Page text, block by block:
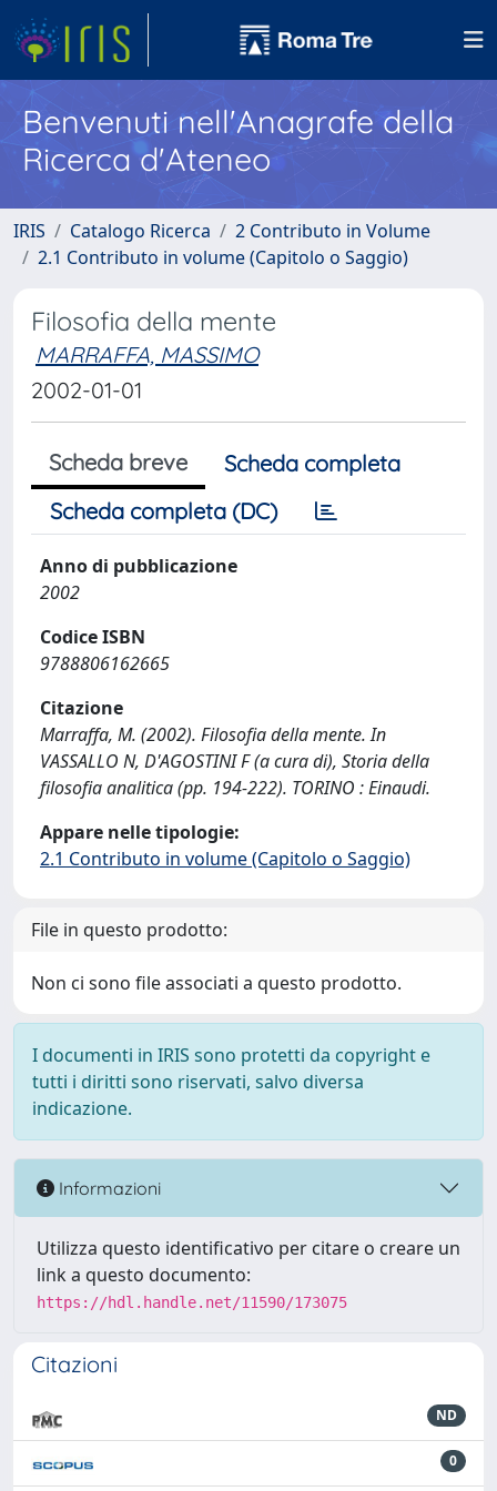
Benvenuti nell'Anagrafe della
Ricerca d'Ateneo
IRIS Catalogo Ricerca
2 Contributo in Volume
2.1 Contributo in volume (Capitolo o Saggio)
Filosofia della mente
MARRAFFA, MASSIMO
2002-01-01
Scheda breve
Scheda completa
Scheda completa (DC)
Anno di pubblicazione
2002
Codice ISBN
9788806162665
Citazione
Marraffa, M. (2002). Filosofia della mente. In
VASSALLO N, D'AGOSTINI F (a cura di), Storia della
filosofia analitica (pp. 194-222). TORINO : Einaudi.
Appare nelle tipologie:
2.1 Contributo in volume (Capitolo o Saggio)
File in questo prodotto:
Non ci sono file associati a questo prodotto.
I documenti in IRIS sono protetti da copyright e
tutti i diritti sono riservati, salvo diversa
indicazione.
Informazioni
Utilizza questo identificativo per citare o creare un
link a questo documento:
https://hdl.handle.net/11590/173075
Citazioni
ND
0